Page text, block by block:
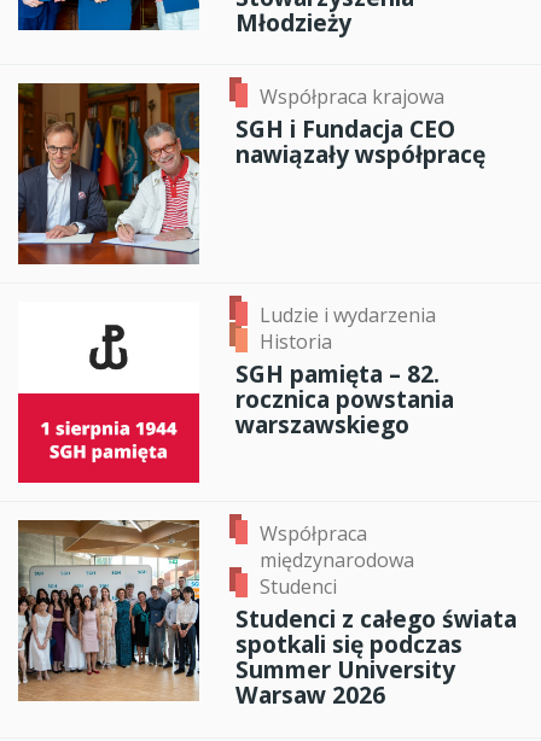
Młodzieży
Współpraca krajowa
SGH i Fundacja CEO
nawiązały współpracę
Ludzie i wydarzenia
Historia
SGH pamięta – 82.
rocznica powstania
warszawskiego
Współpraca
międzynarodowa
Studenci
Studenci z całego świata
spotkali się podczas
Summer University
Warsaw 2026